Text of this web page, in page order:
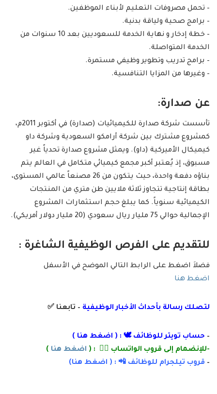
– تحمل مصروفات التعليم لأبناء الموظفين.
– برامج صحية ولياقة بدنية.
– خطة إدخار و نهاية الخدمة للسعوديين بعد 10 سنوات من
الخدمة المتواصلة.
– برامج تدريب وتطوير وظيفي مستمرة.
– وغيرها من المزايا التنافسية.
عن صدارة:
تأسست شركة صدارة للكيميائيات (صدارة) في أكتوبر 2011م،
كمشروع مشترك بين شركة أرامكو السعودية وشركة داو
كيميكال الأميركية (داو). ويمثل مشروع صدارة تحدياً غير
مسبوق، إذ يُعتبر أكبر مجمع كيميائي متكامل في العالم يتم
بناؤه دفعة واحدة، حيث يتكون من 26 مصنعاً عالمي المستوى،
بطاقة إنتاجية تتجاوز ثلاثة ملايين طن متري من المنتجات
الكيميائية سنوياً. كما يبلغ حجم استثمارات المشروع
الإجمالية حوالي 75 مليار ريال سعودي (20 مليار دولار أمريكي).
للتقديم على الفرص الوظيفية الشاغرة :
فضلاَ اضغط على الرابط التالي الموضح في الأسفل
اضغط هنا
لتصلك رسالة بأحداث الأخبار الوظيفية – تابعنا ✅
– حساب تويتر للوظائف 🕊 : ( اضغط هنا )
-للإنضمام إلى قروب الواتساب 👌🏽 : ( اضغط هنا )
– قروب تيلجرام للوظائف 📲 : ( اضغط هنا)